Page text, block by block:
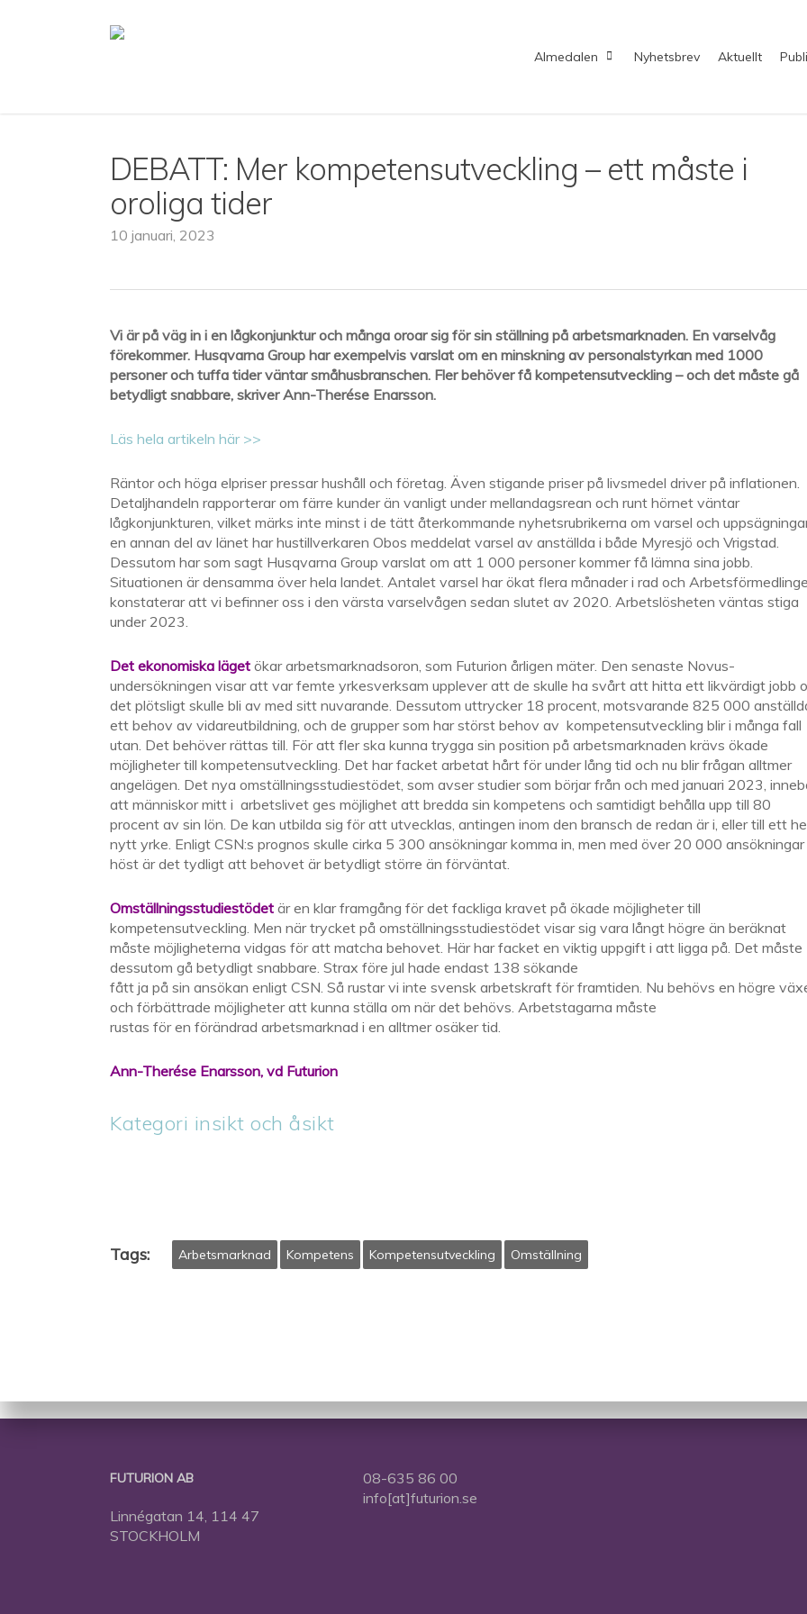
Almedalen Nyhetsbrev Aktuellt
DEBATT: Mer kompetensutveckling – ett måste i
oroliga tider
10 januari, 2023
Vi är på väg in i en lågkonjunktur och många oroar sig för sin ställning på arbetsmarknaden. En varselvåg
förekommer. Husqvarna Group har exempelvis varslat om en minskning av personalstyrkan med 1000
personer och tuffa tider väntar småhusbranschen. Fler behöver få kompetensutveckling – och det måste gå
betydligt snabbare, skriver Ann-Therése Enarsson.
Läs hela artikeln här >>
Räntor och höga elpriser pressar hushåll och företag. Även stigande priser på livsmedel driver på inflationen.
Detaljhandeln rapporterar om färre kunder än vanligt under mellandagsrean och runt hörnet väntar
lågkonjunkturen, vilket märks inte minst i de tätt återkommande nyhetsrubrikerna om varsel och
en annan del av länet har hustillverkaren Obos meddelat varsel av anställda i både Myresjö och Vrigstad.
Dessutom har som sagt Husqvarna Group varslat om att 1 000 personer kommer få lämna sina jobb.
Situationen är densamma över hela landet. Antalet varsel har ökat flera månader i rad och
konstaterar att vi befinner oss i den värsta varselvågen sedan slutet av 2020. Arbetslösheten väntas stiga
under 2023.
Det ekonomiska läget ökar arbetsmarknadsoron, som Futurion årligen mäter. Den senaste Novus-
undersökningen visar att var femte yrkesverksam upplever att de skulle ha svårt att hitta ett likvärdigt jobb
det plötsligt skulle bli av med sitt nuvarande. Dessutom uttrycker 18 procent, motsvarande 825 000
ett behov av vidareutbildning, och de grupper som har störst behov av kompetensutveckling blir i många fall
utan. Det behöver rättas till. För att fler ska kunna trygga sin position på arbetsmarknaden krävs ökade
möjligheter till kompetensutveckling. Det har facket arbetat hårt för under lång tid och nu blir frågan alltmer
angelägen. Det nya omställningsstudiestödet, som avser studier som börjar från och med januari 2023,
att människor mitt i arbetslivet ges möjlighet att bredda sin kompetens och samtidigt behålla upp till 80
procent av sin lön. De kan utbilda sig för att utvecklas, antingen inom den bransch de redan är i, eller till ett
nytt yrke. Enligt CSN:s prognos skulle cirka 5 300 ansökningar komma in, men med över 20 000 ansökningar
höst är det tydligt att behovet är betydligt större än förväntat.
Omställningsstudiestödet är en klar framgång för det fackliga kravet på ökade möjligheter till
kompetensutveckling. Men när trycket på omställningsstudiestödet visar sig vara långt högre än beräknat
måste möjligheterna vidgas för att matcha behovet. Här har facket en viktig uppgift i att ligga på. Det måste
dessutom gå betydligt snabbare. Strax före jul hade endast 138 sökande
fått ja på sin ansökan enligt CSN. Så rustar vi inte svensk arbetskraft för framtiden. Nu behövs en högre
och förbättrade möjligheter att kunna ställa om när det behövs. Arbetstagarna måste
rustas för en förändrad arbetsmarknad i en alltmer osäker tid.
Ann-Therése Enarsson, vd Futurion
Kategori insikt och åsikt
Tags: Arbetsmarknad Kompetens Kompetensutveckling Omställning
FUTURION AB
Linnégatan 14, 114 47
STOCKHOLM
08-635 86 00
info[at]futurion.se